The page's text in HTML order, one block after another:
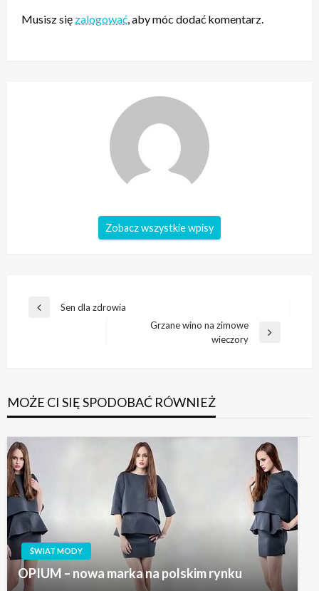
Musisz się zalogować, aby móc dodać komentarz.
Zobacz wszystkie wpisy
Nawigacja
Poprzedni
Sen dla zdrowia
Grzane wino na zimowe
wieczory
MOŻE CI SIĘ SPODOBAĆ RÓWNIEŻ
ŚWIAT MODY
OPIUM – nowa marka na polskim rynku